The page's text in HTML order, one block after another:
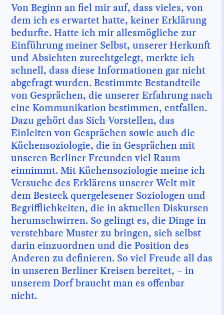
Von Beginn an fiel mir auf, dass vieles, von
dem ich es erwartet hatte, keiner Erklärung
bedurfte. Hatte ich mir allesmögliche zur
Einführung meiner Selbst, unserer Herkunft
und Absichten zurechtgelegt, merkte ich
schnell, dass diese Informationen gar nicht
abgefragt wurden. Bestimmte Bestandteile
von Gesprächen, die unserer Erfahrung nach
eine Kommunikation bestimmen, entfallen.
Dazu gehört das Sich-Vorstellen, das
Einleiten von Gesprächen sowie auch die
Küchensoziologie, die in Gesprächen mit
unseren Berliner Freunden viel Raum
einnimmt. Mit Küchensoziologie meine ich
Versuche des Erklärens unserer Welt mit
dem Besteck quergelesener Soziologen und
Begrifflichkeiten, die in aktuellen Diskursen
herumschwirren. So gelingt es, die Dinge in
verstehbare Muster zu bringen, sich selbst
darin einzuordnen und die Position des
Anderen zu definieren. So viel Freude all das
in unseren Berliner Kreisen bereitet, – in
unserem Dorf braucht man es offenbar
nicht.